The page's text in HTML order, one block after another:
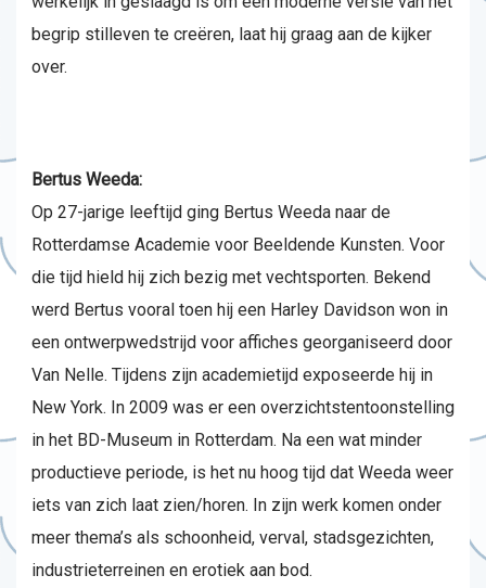
begrip stilleven te creëren, laat hij graag aan de kijker
over.
Bertus Weeda:
Op 27-jarige leeftijd ging Bertus Weeda naar de
Rotterdamse Academie voor Beeldende Kunsten. Voor
die tijd hield hij zich bezig met vechtsporten. Bekend
werd Bertus vooral toen hij een Harley Davidson won in
een ontwerpwedstrijd voor affiches georganiseerd door
Van Nelle. Tijdens zijn academietijd exposeerde hij in
New York. In 2009 was er een overzichtstentoonstelling
in het BD-Museum in Rotterdam. Na een wat minder
productieve periode, is het nu hoog tijd dat Weeda weer
iets van zich laat zien/horen. In zijn werk komen onder
meer thema’s als schoonheid, verval, stadsgezichten,
industrieterreinen en erotiek aan bod.